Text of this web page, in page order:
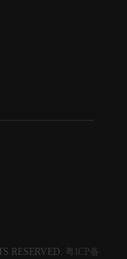
RESERVED. 粤ICP备